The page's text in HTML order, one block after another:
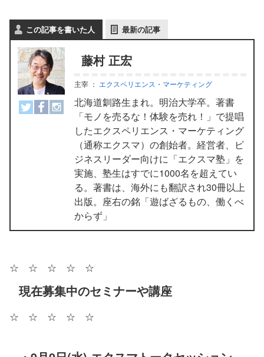
この記事を書いた人 最新の記事
藤村 正宏
主宰 ： エクスペリエンス・マーケティング
北海道釧路生まれ。明治大学卒。著書
「モノを売るな！体験を売れ！」で提唱
したエクスペリエンス・マーケティング
（通称エクスマ）の創始者。経営者、ビ
ジネスリーダー向けに「エクスマ塾」を
実施、塾生はすでに1000名を超えてい
る。著書は、海外にも翻訳され30冊以上
出版。座右の銘「遊ばざるもの、働くべ
からず」
☆ ☆ ☆ ☆ ☆
現在募集中のセミナーや講座
☆ ☆ ☆ ☆ ☆